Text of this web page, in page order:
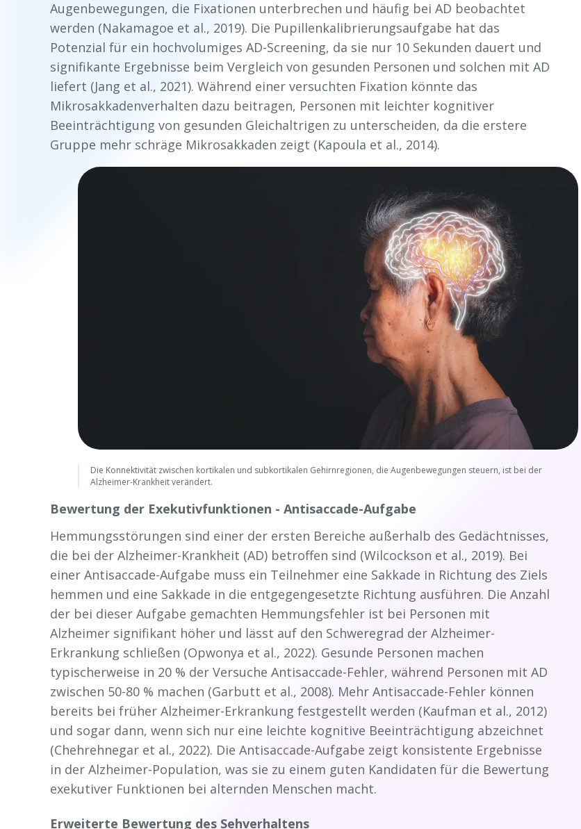
Augenbewegungen, die Fixationen unterbrechen und häufig bei AD beobachtet
werden (Nakamagoe et al., 2019). Die Pupillenkalibrierungsaufgabe hat das
Potenzial für ein hochvolumiges AD-Screening, da sie nur 10 Sekunden dauert und
signifikante Ergebnisse beim Vergleich von gesunden Personen und solchen mit AD
liefert (Jang et al., 2021). Während einer versuchten Fixation könnte das
Mikrosakkadenverhalten dazu beitragen, Personen mit leichter kognitiver
Beeinträchtigung von gesunden Gleichaltrigen zu unterscheiden, da die erstere
Gruppe mehr schräge Mikrosakkaden zeigt (Kapoula et al., 2014).
Die Konnektivität zwischen kortikalen und subkortikalen Gehirnregionen, die Augenbewegungen steuern, ist bei der
Alzheimer-Krankheit verändert.
Bewertung der Exekutivfunktionen - Antisaccade-Aufgabe
Hemmungsstörungen sind einer der ersten Bereiche außerhalb des Gedächtnisses,
die bei der Alzheimer-Krankheit (AD) betroffen sind (Wilcockson et al., 2019). Bei
einer Antisaccade-Aufgabe muss ein Teilnehmer eine Sakkade in Richtung des Ziels
hemmen und eine Sakkade in die entgegengesetzte Richtung ausführen. Die Anzahl
der bei dieser Aufgabe gemachten Hemmungsfehler ist bei Personen mit
Alzheimer signifikant höher und lässt auf den Schweregrad der Alzheimer-
Erkrankung schließen (Opwonya et al., 2022). Gesunde Personen machen
typischerweise in 20 % der Versuche Antisaccade-Fehler, während Personen mit AD
zwischen 50-80 % machen (Garbutt et al., 2008). Mehr Antisaccade-Fehler können
bereits bei früher Alzheimer-Erkrankung festgestellt werden (Kaufman et al., 2012)
und sogar dann, wenn sich nur eine leichte kognitive Beeinträchtigung abzeichnet
(Chehrehnegar et al., 2022). Die Antisaccade-Aufgabe zeigt konsistente Ergebnisse
in der Alzheimer-Population, was sie zu einem guten Kandidaten für die Bewertung
exekutiver Funktionen bei alternden Menschen macht.
Erweiterte Bewertung des Sehverhaltens